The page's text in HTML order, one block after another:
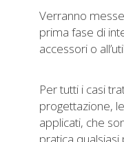
Verranno
prima fase di
accessori o
Per tutti i casi
progettazione,
applicati, che